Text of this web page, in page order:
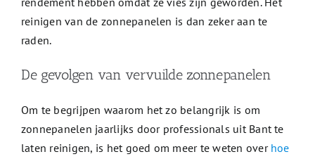
reinigen van de zonnepanelen is dan zeker aan te
raden.
De gevolgen van vervuilde zonnepanelen
Om te begrijpen waarom het zo belangrijk is om
zonnepanelen jaarlijks door professionals uit Bant te
laten reinigen, is het goed om meer te weten over hoe